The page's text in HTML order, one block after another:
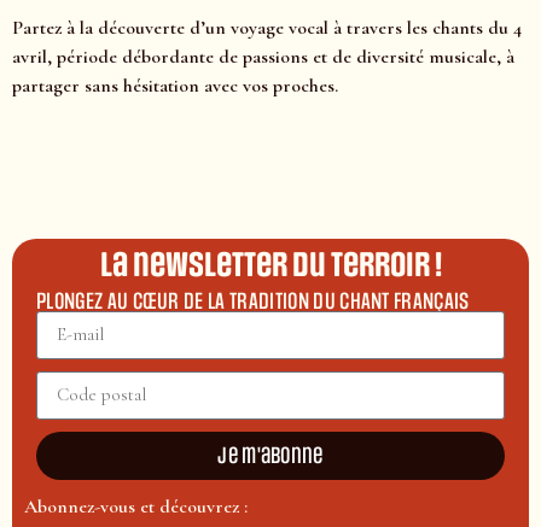
Partez à la découverte d’un voyage vocal à travers les chants du 4
avril, période débordante de passions et de diversité musicale, à
partager sans hésitation avec vos proches.
La newsletter du terroir !
PLONGEZ AU CŒUR DE LA TRADITION DU CHANT FRANÇAIS
Je m'abonne
Abonnez-vous et découvrez :